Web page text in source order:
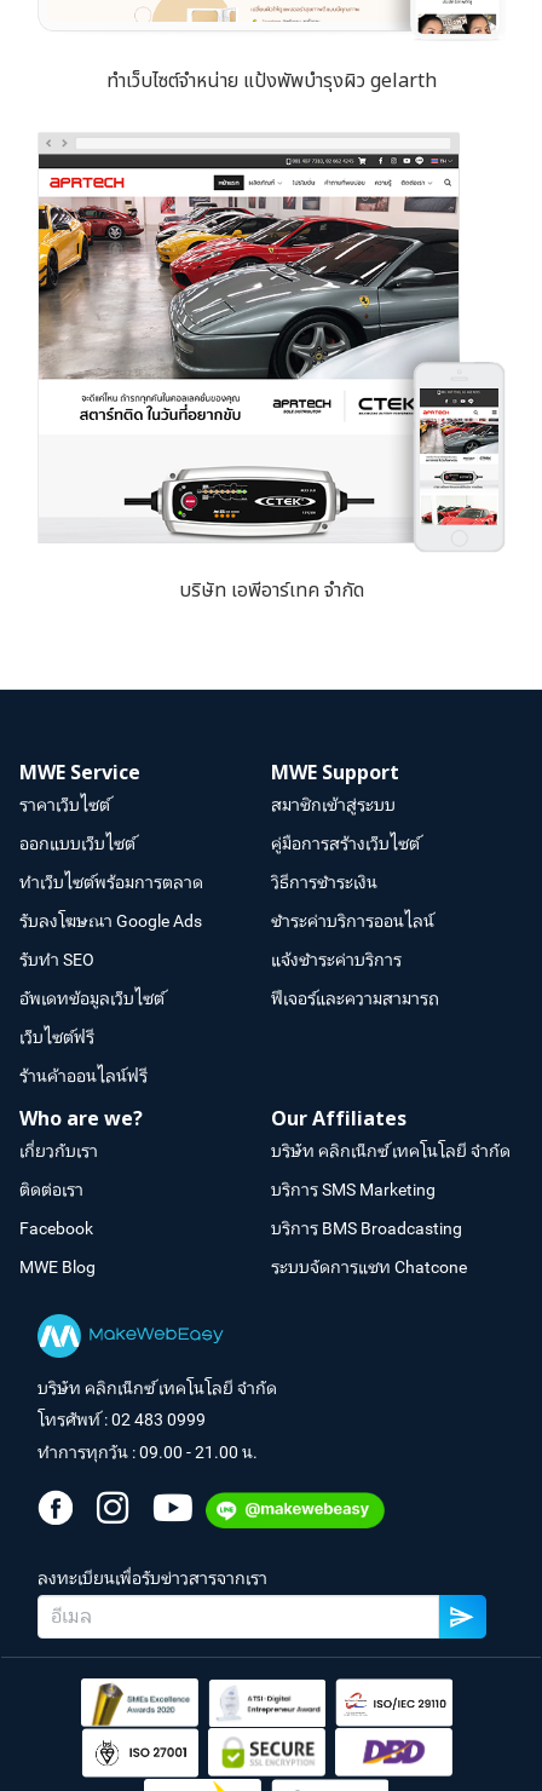
ทำเว็บไซต์จำหน่าย แป้งพัพบำรุงผิว gelarth
บริษัท เอพีอาร์เทค จำกัด
MWE Service
ราคาเว็บไซต์
ออกแบบเว็บไซต์
ทำเว็บไซต์พร้อมการตลาด
รับลงโฆษณา Google Ads
รับทำ SEO
อัพเดทข้อมูลเว็บไซต์
เว็บไซต์ฟรี
ร้านค้าออนไลน์ฟรี
MWE Support
สมาชิกเข้าสู่ระบบ
คู่มือการสร้างเว็บไซต์
วิธีการชำระเงิน
ชำระค่าบริการออนไลน์
แจ้งชำระค่าบริการ
ฟีเจอร์และความสามารถ
Who are we?
เกี่ยวกับเรา
ติดต่อเรา
Facebook
MWE Blog
Our Affiliates
บริษัท คลิกเน็กซ์ เทคโนโลยี จำกัด
บริการ SMS Marketing
บริการ BMS Broadcasting
ระบบจัดการแชท Chatcone
บริษัท คลิกเน็กซ์ เทคโนโลยี จำกัด
โทรศัพท์ :02 483 0999
ทำการทุกวัน : 09.00 - 21.00 น.
ลงทะเบียนเพื่อรับข่าวสารจากเรา